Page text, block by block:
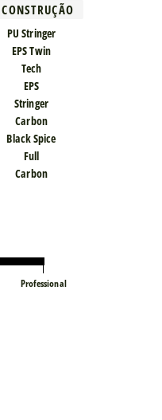
CONSTRUÇÃO
PU Stringer
EPS Twin
Tech
EPS
Stringer
Carbon
Black Spice
Full
Carbon
Professional